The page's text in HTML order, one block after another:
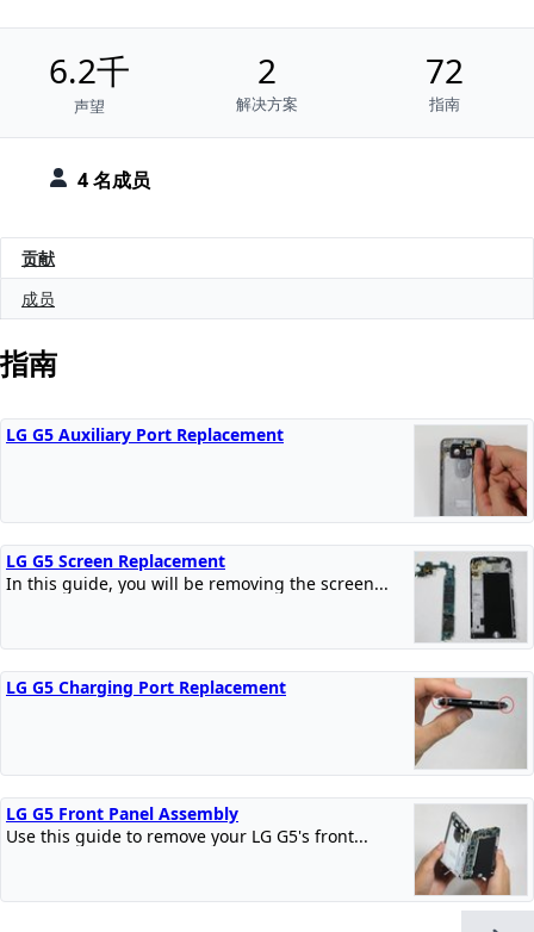
4 名成员
6.2千
声望
2
解决方案
72
指南
贡献
成员
指南
LG G5 Auxiliary Port Replacement
LG G5 Screen Replacement
In this guide, you will be removing the screen...
LG G5 Charging Port Replacement
LG G5 Front Panel Assembly
Use this guide to remove your LG G5's front...